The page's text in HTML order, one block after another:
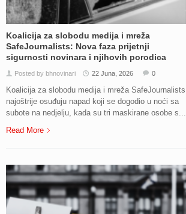
Koalicija za slobodu medija i mreža
SafeJournalists: Nova faza prijetnji
sigurnosti novinara i njihovih porodica
Posted by bhnovinari 22 Juna, 2026 0
Koalicija za slobodu medija i mreža SafeJournalists
najoštrije osuđuju napad koji se dogodio u noći sa
subote na nedjelju, kada su tri maskirane osobe s...
Read More